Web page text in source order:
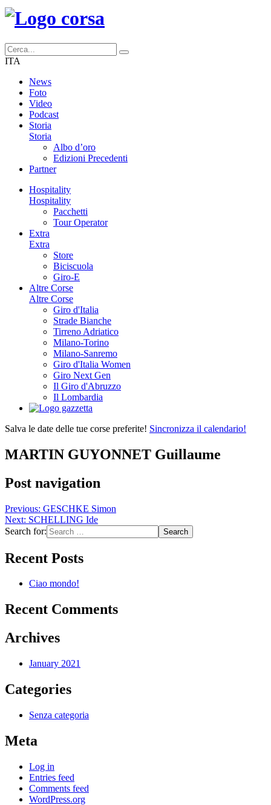
ITA
News
Foto
Video
Podcast
Storia
Storia
Albo d’oro
Edizioni Precedenti
Partner
Hospitality
Hospitality
Pacchetti
Tour Operator
Extra
Extra
Store
Biciscuola
Giro-E
Altre Corse
Altre Corse
Giro d'Italia
Strade Bianche
Tirreno Adriatico
Milano-Torino
Milano-Sanremo
Giro d'Italia Women
Giro Next Gen
Il Giro d'Abruzzo
Il Lombardia
Salva le date delle tue corse preferite! Sincronizza il calendario!
MARTIN GUYONNET Guillaume
Post navigation
Previous: GESCHKE Simon
Next: SCHELLING Ide
Search for:
Recent Posts
Ciao mondo!
Recent Comments
Archives
January 2021
Categories
Senza categoria
Meta
Log in
Entries feed
Comments feed
WordPress.org